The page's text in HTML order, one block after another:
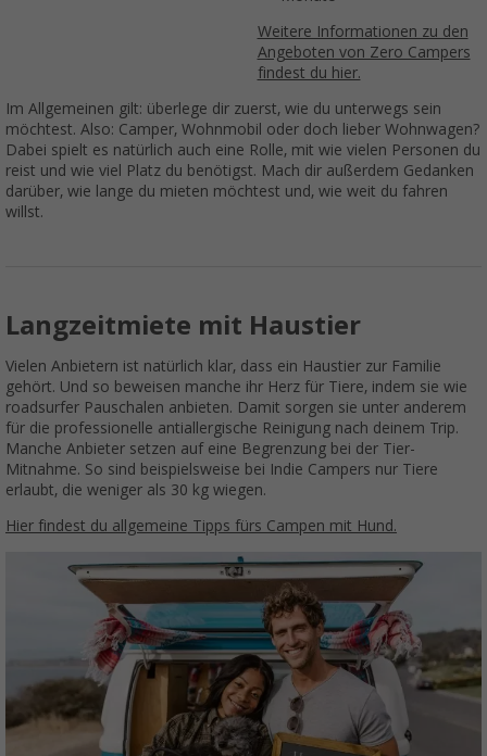
Weitere Informationen zu den
Angeboten von Zero Campers
findest du hier.
Im Allgemeinen gilt: überlege dir zuerst, wie du unterwegs sein
möchtest. Also: Camper, Wohnmobil oder doch lieber Wohnwagen?
Dabei spielt es natürlich auch eine Rolle, mit wie vielen Personen du
reist und wie viel Platz du benötigst. Mach dir außerdem Gedanken
darüber, wie lange du mieten möchtest und, wie weit du fahren
willst.
Langzeitmiete mit Haustier
Vielen Anbietern ist natürlich klar, dass ein Haustier zur Familie
gehört. Und so beweisen manche ihr Herz für Tiere, indem sie wie
roadsurfer Pauschalen anbieten. Damit sorgen sie unter anderem
für die professionelle antiallergische Reinigung nach deinem Trip.
Manche Anbieter setzen auf eine Begrenzung bei der Tier-
Mitnahme. So sind beispielsweise bei Indie Campers nur Tiere
erlaubt, die weniger als 30 kg wiegen.
Hier findest du allgemeine Tipps fürs Campen mit Hund.